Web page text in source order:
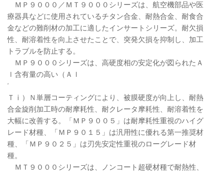
ＭＰ９０００／ＭＴ９０００シリーズは、航空機部品や医
療器具などに使用されているチタン合金、耐熱合金、耐食合
金などの難削材の加工に適したインサートシリーズ。耐欠損
性、耐溶着性を向上させたことで、突発欠損を抑制し、加工
トラブルを防止する。
ＭＰ９０００シリーズは、高硬度相の安定化が図られたＡ
ｌ含有量の高い（Ａｌ
’
Ｔⅰ）Ｎ単層コーティングにより、被膜硬度が向上し、耐熱
合金旋削加工時の耐摩耗性、耐クレータ摩耗性、耐溶着性を
大幅に改善する。「ＭＰ９００５」は耐摩耗性重視のハイグ
レード材種、「ＭＰ９０１５」は汎用性に優れる第一推奨材
種、「ＭＰ９０２５」は刃先安定性重視のローグレード材
種。
ＭＴ９０００シリーズは、ノンコート超硬材種で耐熱性、